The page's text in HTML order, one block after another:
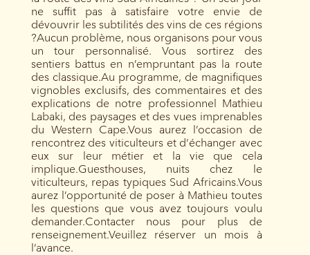
ne suffit pas à satisfaire votre envie de
dévouvrir les subtilités des vins de ces régions
?Aucun problème, nous organisons pour vous
un tour personnalisé. Vous sortirez des
sentiers battus en n’empruntant pas la route
des classique.Au programme, de magnifiques
vignobles exclusifs, des commentaires et des
explications de notre professionnel Mathieu
Labaki, des paysages et des vues imprenables
du Western Cape.Vous aurez l’occasion de
rencontrez des viticulteurs et d’échanger avec
eux sur leur métier et la vie que cela
implique.Guesthouses, nuits chez le
viticulteurs, repas typiques Sud Africains.Vous
aurez l’opportunité de poser à Mathieu toutes
les questions que vous avez toujours voulu
demander.Contacter nous pour plus de
renseignement.Veuillez réserver un mois à
l’avance.